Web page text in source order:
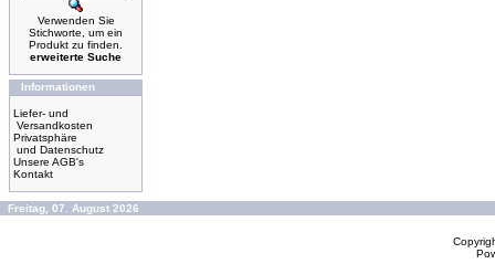
Verwenden Sie
Stichworte, um ein
Produkt zu finden.
erweiterte Suche
Informationen
Liefer- und
Versandkosten
Privatsphäre
und Datenschutz
Unsere AGB's
Kontakt
Freitag, 07. August 2026